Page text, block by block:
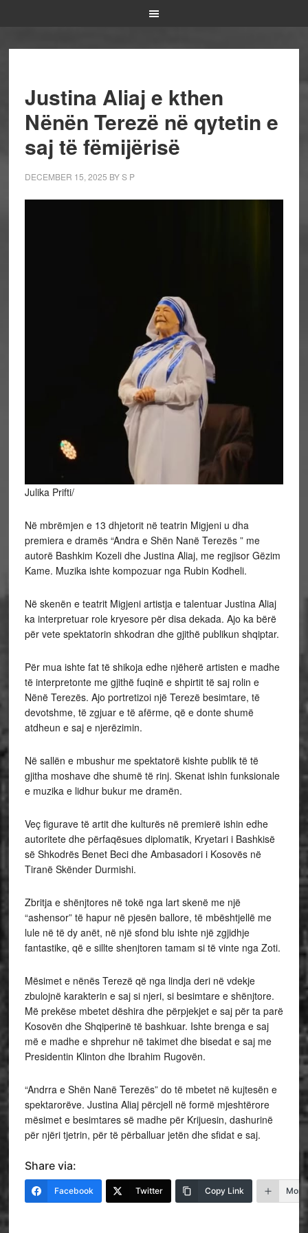
Justina Aliaj e kthen
Nënën Terezë në qytetin e
saj të fëmijërisë
DECEMBER 15, 2025 BYS P
Julika Prifti/
Në mbrëmjen e 13 dhjetorit në teatrin Migjeni u dha
premiera e dramës “Andra e Shën Nanë Terezës ” me
autorë Bashkim Kozeli dhe Justina Aliaj, me regjisor Gëzim
Kame. Muzika ishte kompozuar nga Rubin Kodheli.
Në skenën e teatrit Migjeni artistja e talentuar Justina Aliaj
ka interpretuar role kryesore për disa dekada. Ajo ka bërë
për vete spektatorin shkodran dhe gjithë publikun shqiptar.
Për mua ishte fat të shikoja edhe njëherë artisten e madhe
të interpretonte me gjithë fuqinë e shpirtit të saj rolin e
Nënë Terezës. Ajo portretizoi një Terezë besimtare, të
devotshme, të zgjuar e të afërme, që e donte shumë
atdheun e saj e njerëzimin.
Në sallën e mbushur me spektatorë kishte publik të të
gjitha moshave dhe shumë të rinj. Skenat ishin funksionale
e muzika e lidhur bukur me dramën.
Veç figurave të artit dhe kulturës në premierë ishin edhe
autoritete dhe përfaqësues diplomatik, Kryetari i Bashkisë
së Shkodrës Benet Beci dhe Ambasadori i Kosovës në
Tiranë Skënder Durmishi.
Zbritja e shënjtores në tokë nga lart skenë me një
“ashensor” të hapur në pjesën ballore, të mbështjellë me
lule në të dy anët, në një sfond blu ishte një zgjidhje
fantastike, që e sillte shenjtoren tamam si të vinte nga Zoti.
Mësimet e nënës Terezë që nga lindja deri në vdekje
zbulojnë karakterin e saj si njeri, si besimtare e shënjtore.
Më prekëse mbetet dëshira dhe përpjekjet e saj për ta parë
Kosovën dhe Shqiperinë të bashkuar. Ishte brenga e saj
më e madhe e shprehur në takimet dhe bisedat e saj me
Presidentin Klinton dhe Ibrahim Rugovën.
“Andrra e Shën Nanë Terezës” do të mbetet në kujtesën e
spektarorëve. Justina Aliaj përcjell në formë mjeshtërore
mësimet e besimtares së madhe për Krijuesin, dashurinë
për njëri tjetrin, për të përballuar jetën dhe sfidat e saj.
Share via:
Facebook Twitter Copy Link More